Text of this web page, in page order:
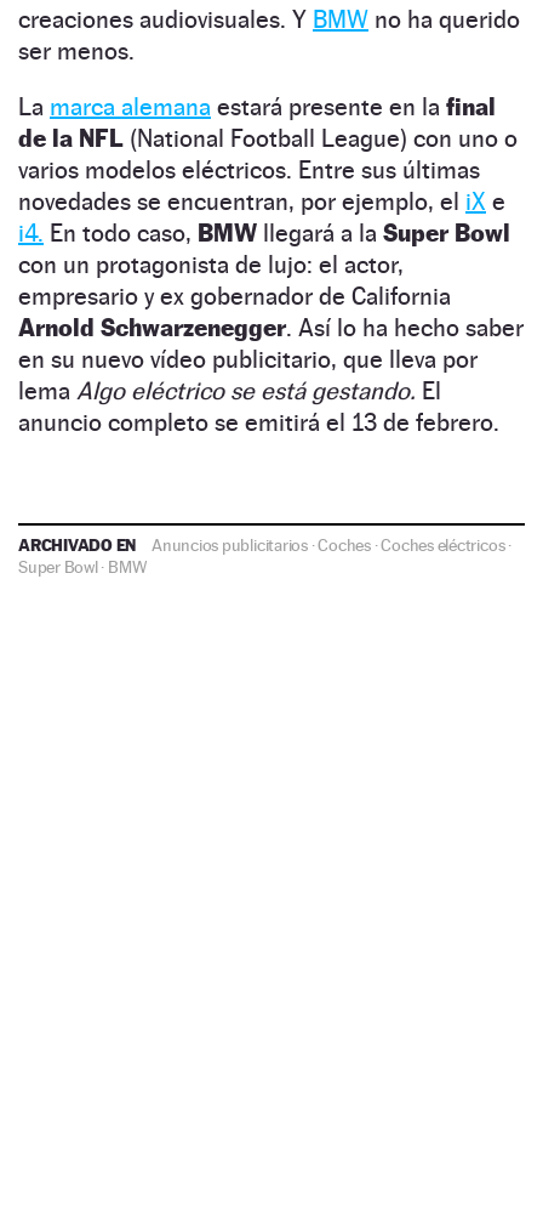
creaciones audiovisuales. Y BMW no ha querido
ser menos.
La marca alemana estará presente en la final
de la NFL (National Football League) con uno o
varios modelos eléctricos. Entre sus últimas
novedades se encuentran, por ejemplo, el iX e
i4. En todo caso, BMW llegará a la Super Bowl
con un protagonista de lujo: el actor,
empresario y ex gobernador de California
Arnold Schwarzenegger. Así lo ha hecho saber
en su nuevo vídeo publicitario, que lleva por
lema Algo eléctrico se está gestando. El
anuncio completo se emitirá el 13 de febrero.
ARCHIVADO EN Anuncios publicitarios·Coches·Coches eléctricos·
Super Bowl· BMW